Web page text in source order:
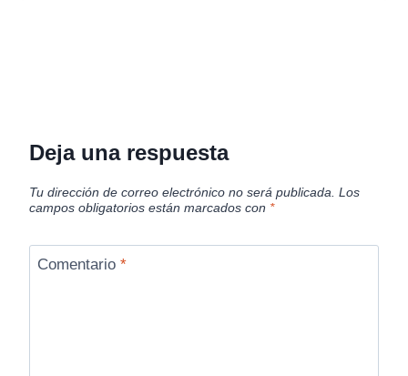
Deja una respuesta
Tu dirección de correo electrónico no será publicada. Los
campos obligatorios están marcados con *
Comentario *